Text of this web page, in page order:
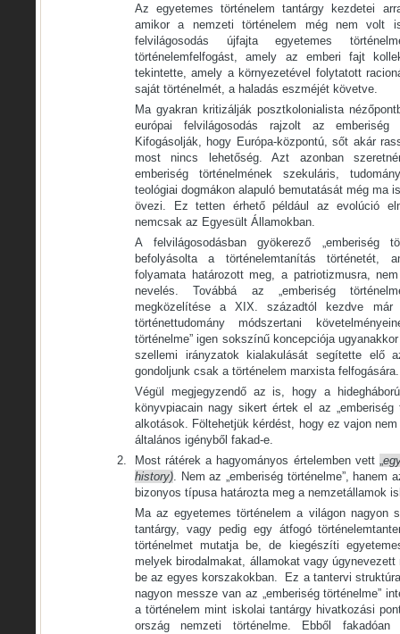
Az egyetemes történelem tantárgy kezdetei
amikor a nemzeti történelem még nem volt
felvilágosodás újfajta egyetemes
történelemfelfogást, amely az emberi fajt
tekintette, amely a környezetével folytatott
saját történelmét, a haladás eszméjét követve.
Ma gyakran kritizálják posztkolonialista
európai felvilágosodás rajzolt az emberiség
Kifogásolják, hogy Európa-központú, sőt akár
most nincs lehetőség. Azt azonban
emberiség történelmének szekuláris,
teológiai dogmákon alapuló bemutatását még ma
övezi. Ez tetten érhető például az evolúció
nemcsak az Egyesült Államokban.
A felvilágosodásban gyökerező „emberiség
befolyásolta a történelemtanítás történetét,
folyamata határozott meg, a patriotizmusra,
nevelés. Továbbá az „emberiség
megközelítése a XIX. századtól kezdve
történettudomány módszertani
történelme” igen sokszínű koncepciója
szellemi irányzatok kialakulását segítette elő
gondoljunk csak a történelem marxista felfogására.
Végül megjegyzendő az is, hogy a
könyvpiacain nagy sikert értek el az „emberiség
alkotások. Föltehetjük kérdést, hogy ez vajon
általános igényből fakad-e.
Most rátérek a hagyományos értelemben vett „
history). Nem az „emberiség történelme”, hanem
bizonyos típusa határozta meg a nemzetállamok
Ma az egyetemes történelem a világon nagyon
tantárgy, vagy pedig egy átfogó
történelmet mutatja be, de kiegészíti
melyek birodalmakat, államokat vagy
be az egyes korszakokban. Ez a tantervi
nagyon messze van az „emberiség történelme”
a történelem mint iskolai tantárgy hivatkozási
ország nemzeti történelme. Ebből fakadóan